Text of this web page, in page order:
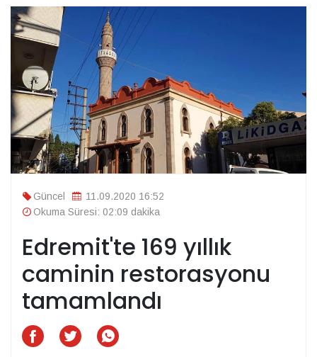
Güncel
11.09.2020 16:52
Okuma Süresi: 02:09 dakika
Edremit'te 169 yıllık
caminin restorasyonu
tamamlandı